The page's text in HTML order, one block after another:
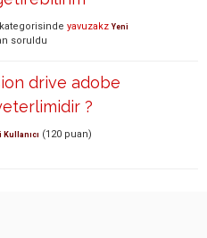
kategorisinde yavuzakz Yeni
soruldu
drive adobe
?
Kullanıcı (120 puan)